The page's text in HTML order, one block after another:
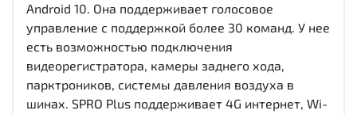
Android 10. Она поддерживает голосовое
управление с поддержкой более 30 команд. У нее
есть возможностью подключения
видеорегистратора, камеры заднего хода,
парктроников, системы давления воздуха в
шинах. SPRO Plus поддерживает 4G интернет, Wi-